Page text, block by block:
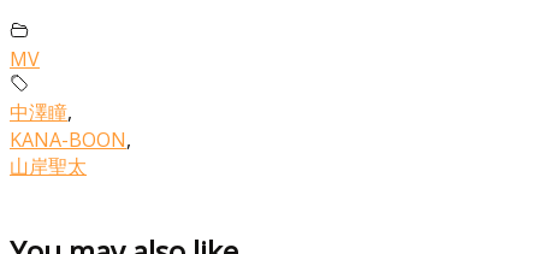
MV
中澤瞳,
KANA-BOON,
山岸聖太